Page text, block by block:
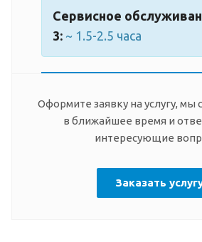
Сервисное
3: ~ 1.5-2.5 часа
Оформите заявку на услугу, мы
в ближайшее время и
интересующие
Заказать